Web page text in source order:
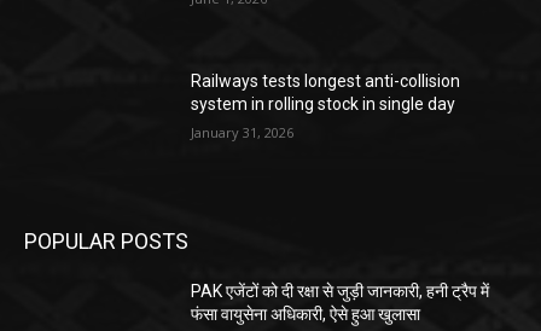
Railways tests longest anti-collision
system in rolling stock in single day
January 31, 2026
POPULAR POSTS
PAK एजेंटों को दी रक्षा से जुड़ी जानकारी, हनी ट्रैप में
फंसा वायुसेना अधिकारी, ऐसे हुआ खुलासा